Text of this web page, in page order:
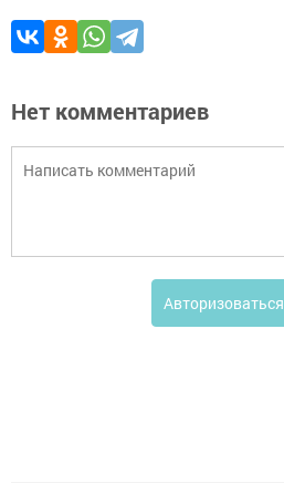
Нет комментариев
Авторизоваться